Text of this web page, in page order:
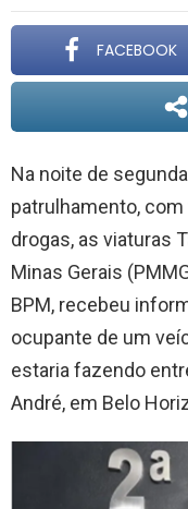
FACEBOOK
Na noite de
patrulhamento,
drogas, as viaturas
Minas Gerais
BPM, recebeu
ocupante de um
estaria fazendo
André, em Belo